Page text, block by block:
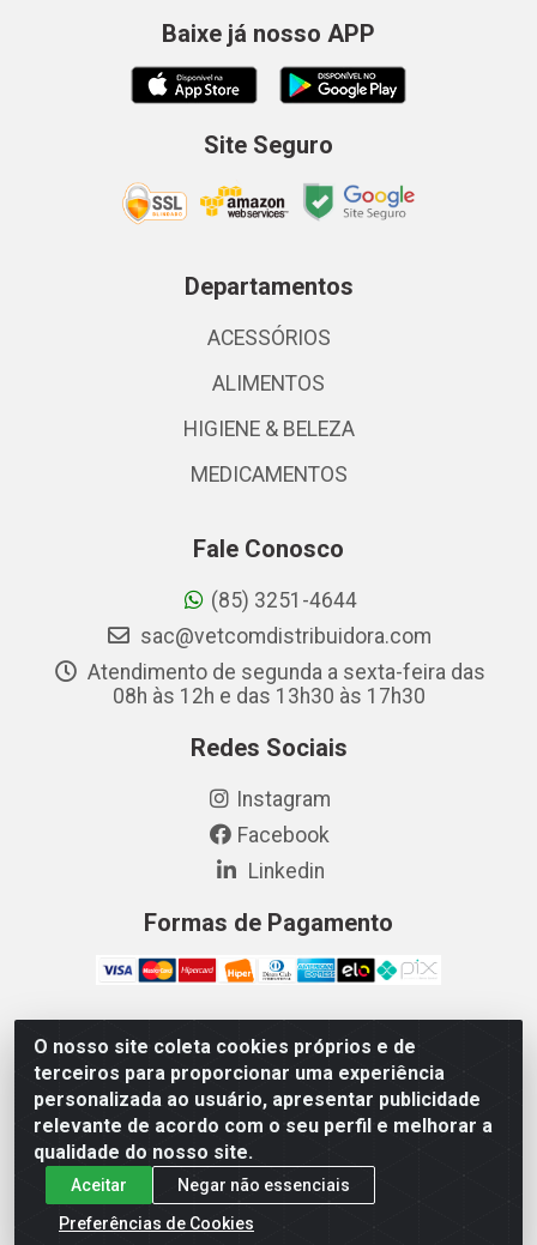
O nosso site coleta cookies próprios e de
terceiros para proporcionar uma experiência
personalizada ao usuário, apresentar publicidade
relevante de acordo com o seu perfil e melhorar a
qualidade do nosso site.
Aceitar
Negar não essenciais
Preferências de Cookies
Baixe já nosso APP
Site Seguro
Departamentos
ACESSÓRIOS
ALIMENTOS
HIGIENE & BELEZA
MEDICAMENTOS
Fale Conosco
(85) 3251-4644
sac@vetcomdistribuidora.com
Atendimento de segunda a sexta-feira das
08h às 12h e das 13h30 às 17h30
Redes Sociais
Instagram
Facebook
Linkedin
Formas de Pagamento
Vetcom Distribuidora de Rações LTDA - Rua Maximiano
Barreto, 1040 - Barroso, Fortaleza/CE - CEP 60.863-260
- CNPJ 26.133.872/0001-11